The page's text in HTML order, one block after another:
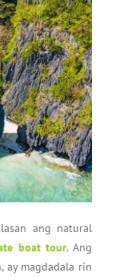
ang natural
boat tour. Ang
ay magdadala rin